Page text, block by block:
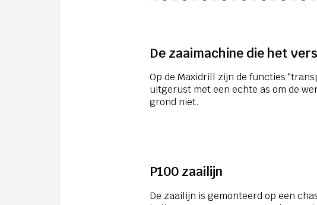
De zaaimachine die het
Op de Maxidrill zijn de functies
uitgerust met een echte as om de
grond niet.
P100 zaailijn
De zaailijn is gemonteerd op een